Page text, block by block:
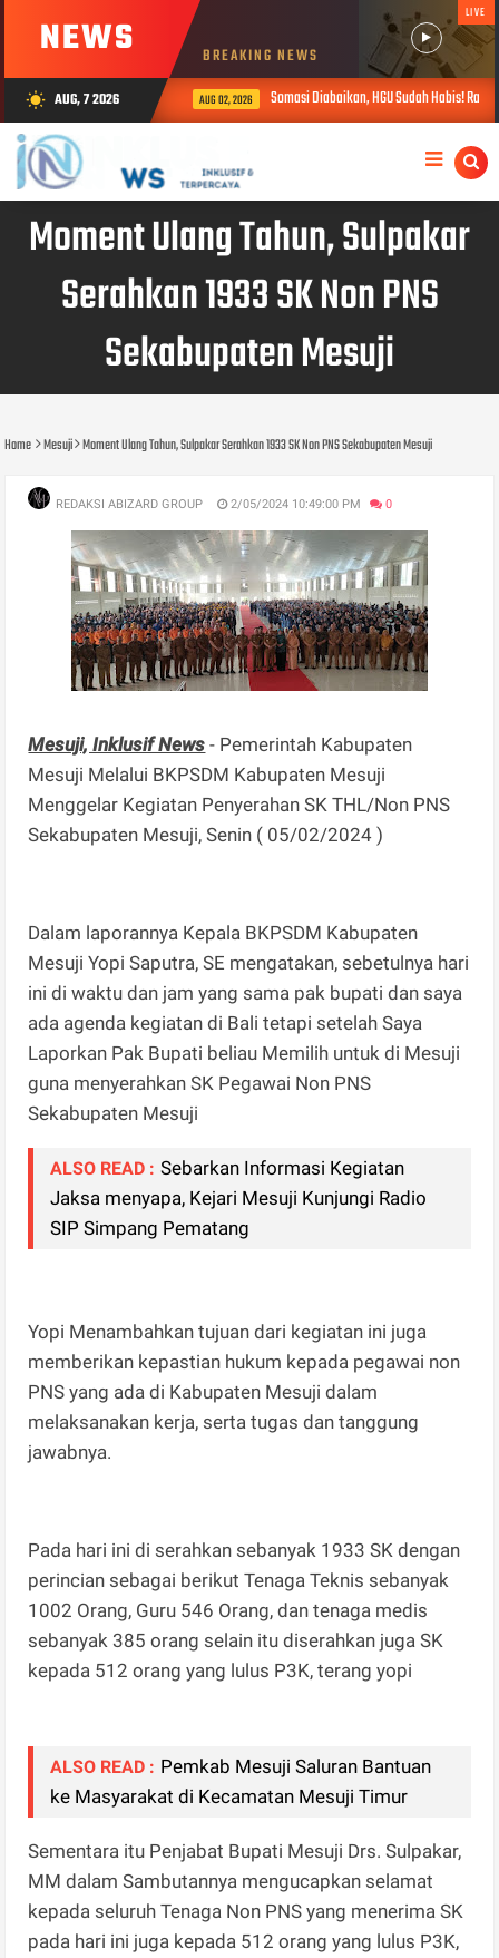
NEWS BREAKING NEWS
LIVE
wb_sunny AUG, 7 2026 AUG 02, 2026 Somasi Diabaikan, HGU Sudah Habis!
Moment Ulang Tahun, Sulpakar
Serahkan 1933 SK Non PNS
Sekabupaten Mesuji
Home Mesuji Moment Ulang Tahun, Sulpakar Serahkan 1933 SK Non PNS Sekabupaten Mesuji
REDAKSI ABIZARD GROUP 2/05/2024 10:49:00 PM 0
Mesuji, Inklusif News - Pemerintah Kabupaten
Mesuji Melalui BKPSDM Kabupaten Mesuji
Menggelar Kegiatan Penyerahan SK THL/Non PNS
Sekabupaten Mesuji, Senin ( 05/02/2024 )
Dalam laporannya Kepala BKPSDM Kabupaten
Mesuji Yopi Saputra, SE mengatakan, sebetulnya hari
ini di waktu dan jam yang sama pak bupati dan saya
ada agenda kegiatan di Bali tetapi setelah Saya
Laporkan Pak Bupati beliau Memilih untuk di Mesuji
guna menyerahkan SK Pegawai Non PNS
Sekabupaten Mesuji
ALSO READ : Sebarkan Informasi Kegiatan
Jaksa menyapa, Kejari Mesuji Kunjungi Radio
SIP Simpang Pematang
Yopi Menambahkan tujuan dari kegiatan ini juga
memberikan kepastian hukum kepada pegawai non
PNS yang ada di Kabupaten Mesuji dalam
melaksanakan kerja, serta tugas dan tanggung
jawabnya.
Pada hari ini di serahkan sebanyak 1933 SK dengan
perincian sebagai berikut Tenaga Teknis sebanyak
1002 Orang, Guru 546 Orang, dan tenaga medis
sebanyak 385 orang selain itu diserahkan juga SK
kepada 512 orang yang lulus P3K, terang yopi
ALSO READ : Pemkab Mesuji Saluran Bantuan
ke Masyarakat di Kecamatan Mesuji Timur
Sementara itu Penjabat Bupati Mesuji Drs. Sulpakar,
MM dalam Sambutannya mengucapkan selamat
kepada seluruh Tenaga Non PNS yang menerima SK
pada hari ini juga kepada 512 orang yang lulus P3K,